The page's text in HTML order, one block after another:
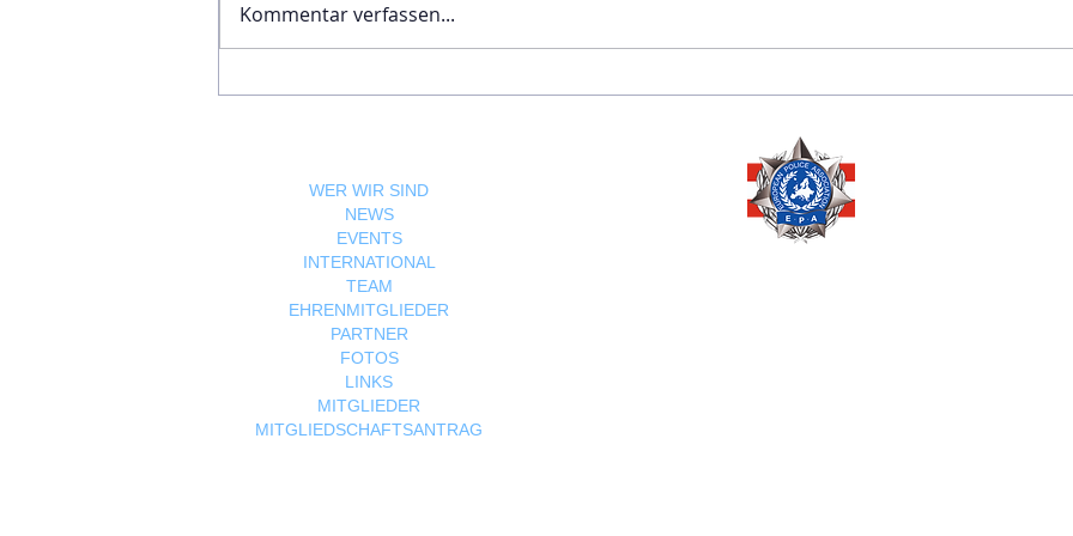
Ägypten und Österreich
BEZIEHUNGEN
ZWISCHEN PERU 🇵🇪
UND ÖSTERREICH 🇦🇹
Kommentar verfassen...
WER WIR SIND
NEWS
EVENTS
INTERNATIONAL
TEAM
EHRENMITGLIEDER
PARTNER
FOTOS
LINKS
MITGLIEDER
MITGLIEDSCHAFTSANTRAG